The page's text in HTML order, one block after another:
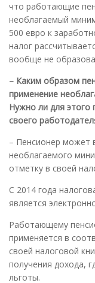
что работающие
необлагаемый
500 евро к
налог
вообще не
– Каким образом
применение
Нужно ли для этого
своего
– Пенсионер может
необлагаемого
отметку в своей
С 2014 года
является
Работающему
применяется в
своей налоговой
получения дохода,
льготы.